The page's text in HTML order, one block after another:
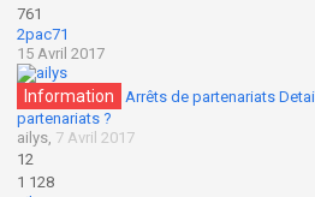
761
2pac71
15 Avril 2017
Information
Arrêts de partenariats
partenariats ?
ailys, 7 Avril 2017
12
1 128